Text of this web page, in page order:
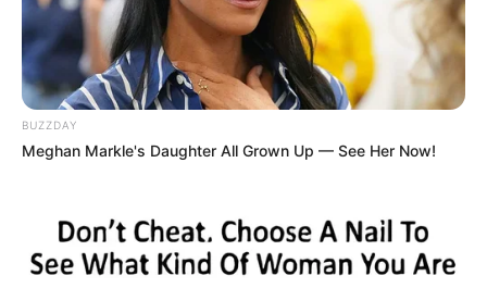
BUZZDAY
Meghan Markle's Daughter All Grown Up — See Her Now!